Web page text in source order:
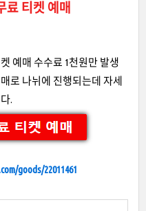
료 티켓 예매
예매 수수료 1천원만 발생
로 나뉘에 진행되는데 자세
.
goods/22011461